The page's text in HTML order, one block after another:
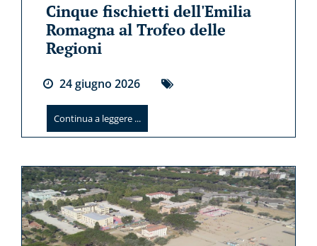
Cinque fischietti dell'Emilia
Romagna al Trofeo delle
Regioni
24giugno 2026
Continua a leggere ...